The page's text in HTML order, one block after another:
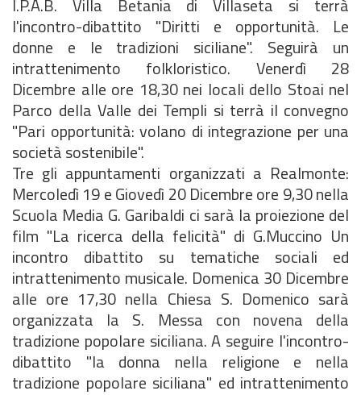
I.P.A.B. Villa Betania di Villaseta si terrà
l'incontro-dibattito "Diritti e opportunità. Le
donne e le tradizioni siciliane". Seguirà un
intrattenimento folkloristico. Venerdì 28
Dicembre alle ore 18,30 nei locali dello Stoai nel
Parco della Valle dei Templi si terrà il convegno
"Pari opportunità: volano di integrazione per una
società sostenibile".
Tre gli appuntamenti organizzati a Realmonte:
Mercoledì 19 e Giovedì 20 Dicembre ore 9,30 nella
Scuola Media G. Garibaldi ci sarà la proiezione del
film "La ricerca della felicità" di G.Muccino Un
incontro dibattito su tematiche sociali ed
intrattenimento musicale. Domenica 30 Dicembre
alle ore 17,30 nella Chiesa S. Domenico sarà
organizzata la S. Messa con novena della
tradizione popolare siciliana. A seguire l'incontro-
dibattito "la donna nella religione e nella
tradizione popolare siciliana" ed intrattenimento